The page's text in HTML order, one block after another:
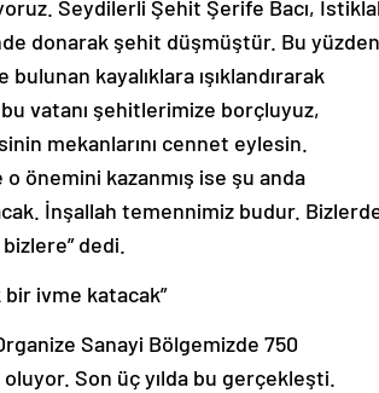
Seydilerli Şehit Şerife Bacı, İstiklal
donarak şehit düşmüştür. Bu yüzden
kayalıklara ışıklandırarak
vatanı şehitlerimize borçluyuz,
mekanlarını cennet eylesin.
o önemini kazanmış ise şu anda
İnşallah temennimiz budur.
dedi.
ivme katacak”
Sanayi Bölgemizde 750
Son üç yılda bu gerçekleşti.